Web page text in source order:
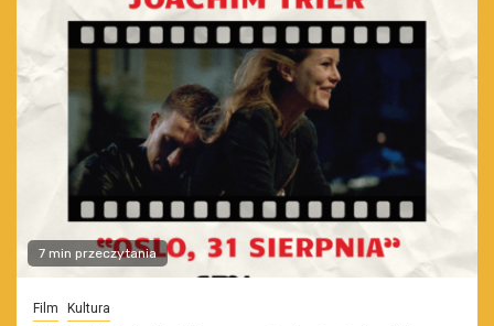
7 min przeczytania
Film Kultura